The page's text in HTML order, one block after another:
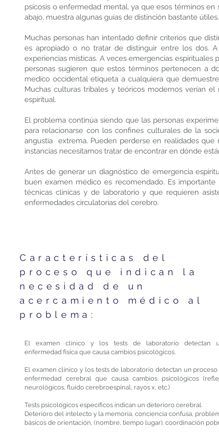
Características del
proceso que indican la
necesidad de un
acercamiento médico al
problema:
El examen clínico y los tests de laboratorio detectan
enfermedad física que causa cambios psicológicos.
El examen clínico y los tests de laboratorio detectan un
enfermedad cerebral que causa cambios psicológicos
neurológicos, fluido cerebroespinal, rayos x, etc.)
Tests psicológicos específicos indican un deterioro cerebral.
Deterioro del intelecto y la memoria, conciencia confusa,
básicos de orientación, (nombre, tiempo lugar), coordinación
psicosis o enfermedad mental, ya que esos términos
abajo, muestra algunas guías de distinción bastante útiles.
Muchas personas han intentado definir criterios que
es apropiado o no tratar de distinguir entre los dos.
experiencias místicas. A veces emergencias espirituales
personas sugieren que estos términos pertenecen a
medico occidental etiqueta a cualquiera que
Muchas culturas tribales y teóricos modernos verían
espiritual.
El problema continúa siendo que las personas
para relacionarse con los confines culturales de la
angustia extrema. Pueden perderse en realidades
instancias necesitamos tratar de encontrar en dónde
Antes de generar un diagnóstico de emergencia
buen examen médico es recomendado. Es
técnicas clínicas y de laboratorio y que requieren
enfermedades circulatorias del cerebro.